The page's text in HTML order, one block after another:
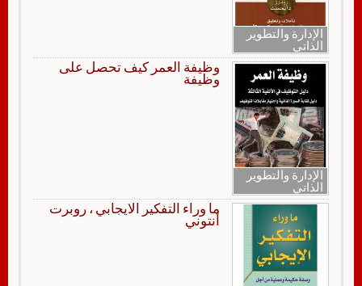
الإدارة والتطوير
الذاتي
الإدارة والتطوير
الذاتي
وظيفة العمر كيف تحصل على
وظيفة
ما وراء التفكير الايجابي ، روبرت
أنتوني